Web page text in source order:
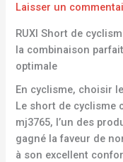
Laisser un
RUXI Short de
la combinaison
optimale
En cyclisme, choisir
Le short de cyclisme
mj3765, l’un des
gagné la faveur de
à son excellent